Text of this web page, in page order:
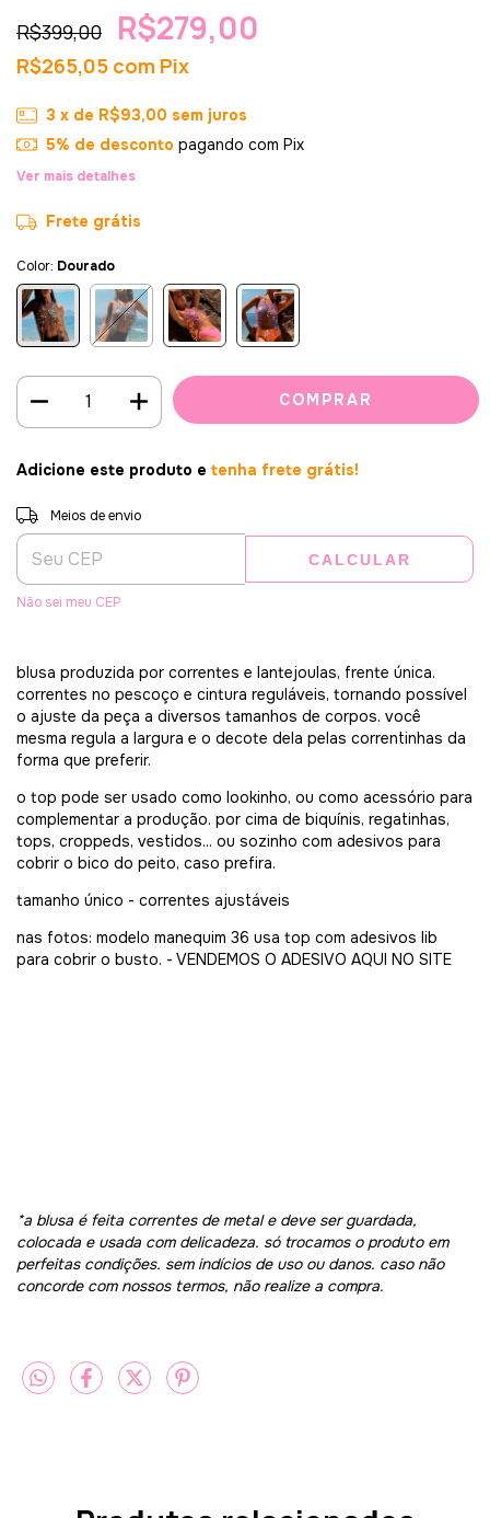
R$399,00 R$279,00
R$265,05 com Pix
3 x de R$93,00 sem juros
5% de desconto pagando com Pix
Ver mais detalhes
Frete grátis
Color: Dourado
Adicione este produto e tenha frete grátis!
Entregas para o CEP:
Meios de envio
CALCULAR
Não sei meu CEP
blusa produzida por correntes e lantejoulas, frente única.
correntes no pescoço e cintura reguláveis, tornando possível
o ajuste da peça a diversos tamanhos de corpos. você
mesma regula a largura e o decote dela pelas correntinhas da
forma que preferir.
o top pode ser usado como lookinho, ou como acessório para
complementar a produção. por cima de biquínis, regatinhas,
tops, croppeds, vestidos... ou sozinho com adesivos para
cobrir o bico do peito, caso prefira.
tamanho único - correntes ajustáveis
nas fotos: modelo manequim 36 usa top com adesivos lib
para cobrir o busto. - VENDEMOS O ADESIVO AQUI NO SITE
*a blusa é feita correntes de metal e deve ser guardada,
colocada e usada com delicadeza. só trocamos o produto em
perfeitas condições. sem indícios de uso ou danos. caso não
concorde com nossos termos, não realize a compra.